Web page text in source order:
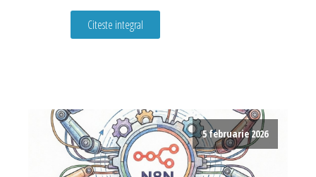
Citeste integral
5 februarie 2026